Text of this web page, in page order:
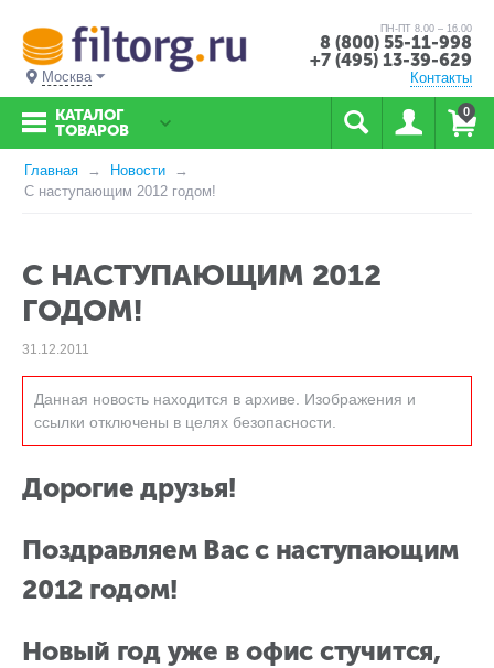
Москва
ПН-ПТ 8.00 – 16.00
8 (800) 55-11-998
+7 (495) 13-39-629
Контакты
0
КАТАЛОГ
ТОВАРОВ
Главная
Новости
С наступающим 2012 годом!
С НАСТУПАЮЩИМ 2012
ГОДОМ!
31.12.2011
Данная новость находится в архиве. Изображения и
ссылки отключены в целях безопасности.
Дорогие друзья!
Поздравляем Вас с наступающим
2012 годом!
Новый год уже в офис стучится,